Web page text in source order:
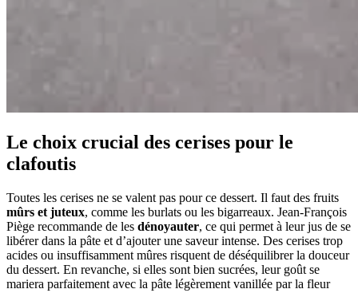
Le choix crucial des cerises pour le
clafoutis
Toutes les cerises ne se valent pas pour ce dessert. Il faut des fruits
mûrs et juteux, comme les burlats ou les bigarreaux. Jean-François
Piège recommande de les dénoyauter, ce qui permet à leur jus de se
libérer dans la pâte et d’ajouter une saveur intense. Des cerises trop
acides ou insuffisamment mûres risquent de déséquilibrer la douceur
du dessert. En revanche, si elles sont bien sucrées, leur goût se
mariera parfaitement avec la pâte légèrement vanillée par la fleur